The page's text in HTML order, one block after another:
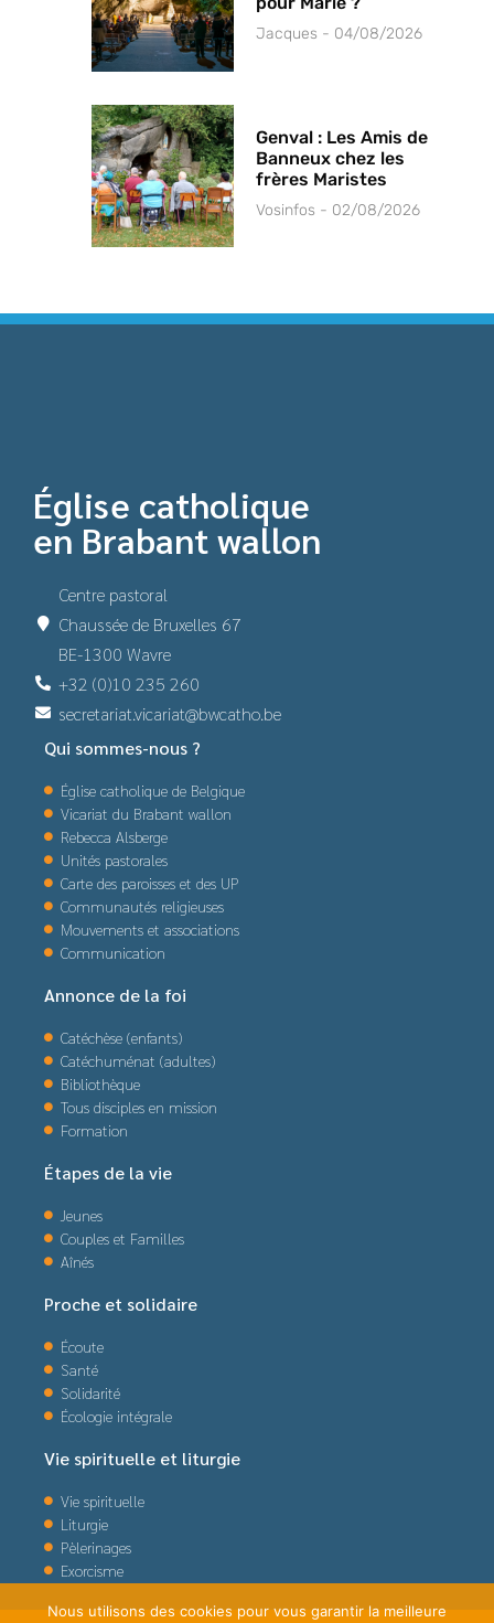
Jacques 04/08/2026
Genval : Les Amis de
Banneux chez les
frères Maristes
Vosinfos 02/08/2026
Église catholique
en Brabant wallon
Centre pastoral
Chaussée de Bruxelles 67
BE-1300 Wavre
+32 (0)10 235 260
secretariat.vicariat@bwcatho.be
Qui sommes-nous ?
Église catholique de Belgique
Vicariat du Brabant wallon
Rebecca Alsberge
Unités pastorales
Carte des paroisses et des UP
Communautés religieuses
Mouvements et associations
Communication
Annonce de la foi
Catéchèse (enfants)
Catéchuménat (adultes)
Bibliothèque
Tous disciples en mission
Formation
Étapes de la vie
Jeunes
Couples et Familles
Aînés
Proche et solidaire
Écoute
Santé
Solidarité
Écologie intégrale
Vie spirituelle et liturgie
Vie spirituelle
Liturgie
Pèlerinages
Exorcisme
Nous utilisons des cookies pour vous garantir la meilleure